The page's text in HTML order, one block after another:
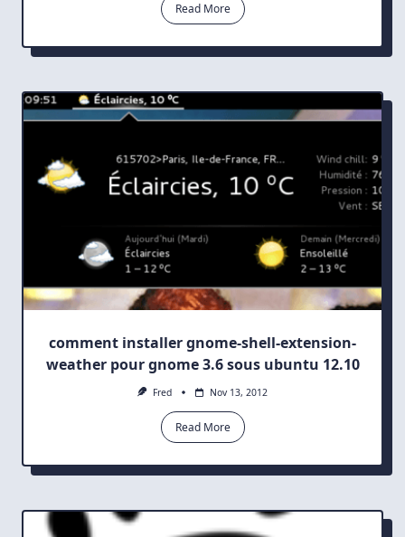
Applications
Sous
Gnome-
Shell
Read More
comment installer gnome-shell-extension-
weather pour gnome 3.6 sous ubuntu 12.10
Fred Nov 13, 2012
Read More